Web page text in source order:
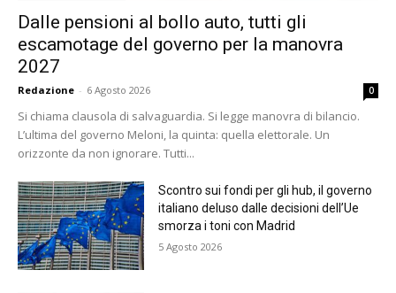
Dalle pensioni al bollo auto, tutti gli
escamotage del governo per la manovra
2027
Redazione - 6 Agosto 2026 0
Si chiama clausola di salvaguardia. Si legge manovra di bilancio.
L’ultima del governo Meloni, la quinta: quella elettorale. Un
orizzonte da non ignorare. Tutti...
Scontro sui fondi per gli hub, il governo
italiano deluso dalle decisioni dell’Ue
smorza i toni con Madrid
5 Agosto 2026